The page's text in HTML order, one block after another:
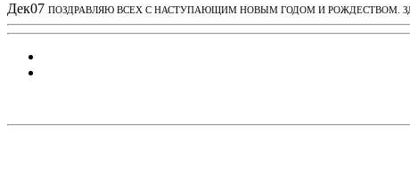
Дек07 ПОЗДРАВЛЯЮ ВСЕХ С НАСТУПАЮЩИМ НОВЫМ ГОДОМ И РОЖДЕСТВОМ.